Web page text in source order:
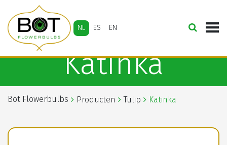
NL ES EN
Katinka
Bot Flowerbulbs Producten Tulip Katinka